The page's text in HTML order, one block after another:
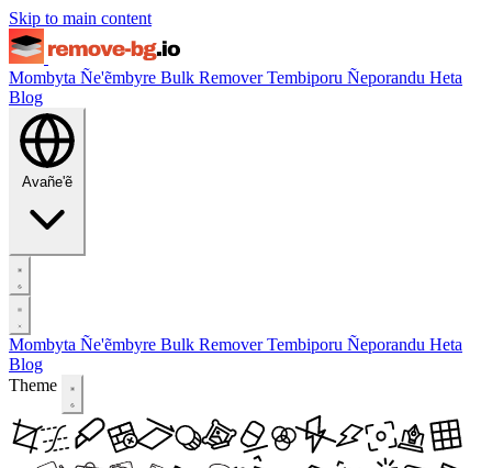
Skip to main content
Mombyta Ñe'ẽmbyre Bulk RemoverTembiporu Ñeporandu Heta
Blog
Avañe'ẽ
Mombyta Ñe'ẽmbyre Bulk RemoverTembiporu Ñeporandu Heta
Blog
Theme